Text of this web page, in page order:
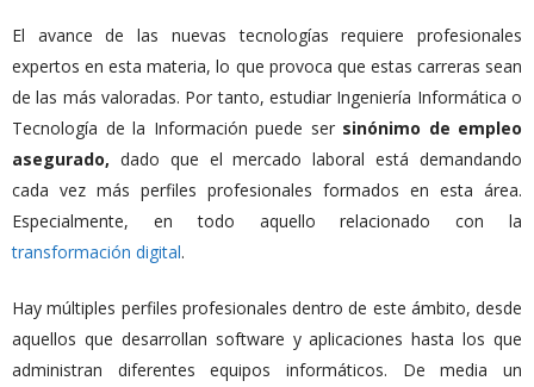
El avance de las nuevas tecnologías requiere profesionales
expertos en esta materia, lo que provoca que estas carreras sean
de las más valoradas. Por tanto, estudiar Ingeniería Informática o
Tecnología de la Información puede ser sinónimo de empleo
asegurado, dado que el mercado laboral está demandando
cada vez más perfiles profesionales formados en esta área.
Especialmente, en todo aquello relacionado con la
transformación digital.
Hay múltiples perfiles profesionales dentro de este ámbito, desde
aquellos que desarrollan software y aplicaciones hasta los que
administran diferentes equipos informáticos. De media un